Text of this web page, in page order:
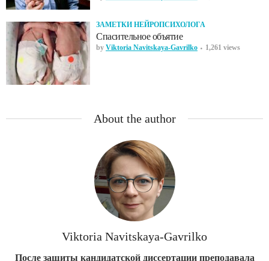
ЗАМЕТКИ НЕЙРОПСИХОЛОГА
Спасительное объятие
by Viktoria Navitskaya-Gavrilko 1,261 views
About the author
Viktoria Navitskaya-Gavrilko
После защиты кандидатской диссертации преподавала